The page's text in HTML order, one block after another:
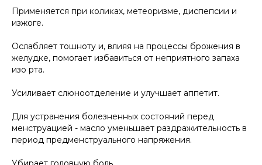
Применяется при коликах, метеоризме, диспепсии и
изжоге.
Ослабляет тошноту и, влияя на процессы брожения в
желудке, помогает избавиться от неприятного запаха
изо рта.
Усиливает слюноотделение и улучшает аппетит.
Для устранения болезненных состояний перед
менструацией - масло уменьшает раздражительность в
период предменструального напряжения.